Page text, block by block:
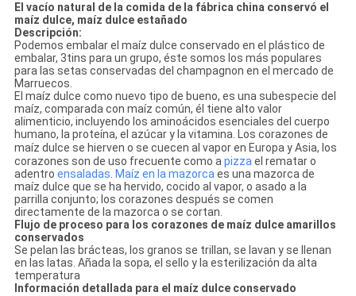
El vacío natural de la comida de la fábrica china conservó el
maíz dulce, maíz dulce estañado
Descripción:
Podemos embalar el maíz dulce conservado en el plástico de
embalar, 3tins para un grupo, éste somos los más populares
para las setas conservadas del champagnon en el mercado de
Marruecos.
El maíz dulce como nuevo tipo de bueno, es una subespecie del
maíz, comparada con maíz común, él tiene alto valor
alimenticio, incluyendo los aminoácidos esenciales del cuerpo
humano, la proteína, el azúcar y la vitamina. Los corazones de
maíz dulce se hierven o se cuecen al vapor en Europa y Asia, los
corazones son de uso frecuente como apizzael rematar o
adentro ensaladas. Maíz en la mazorcaes una mazorca de
maíz dulce que se ha hervido, cocido al vapor, o asado a la
parrilla conjunto; los corazones después se comen
directamente de la mazorca o se cortan.
Flujo de proceso para los corazones de maíz dulce amarillos
conservados
Se pelan las brácteas, los granos se trillan, se lavan y se llenan
en las latas. Añada la sopa, el sello y la esterilización da alta
temperatura
Información detallada para el maíz dulce conservado